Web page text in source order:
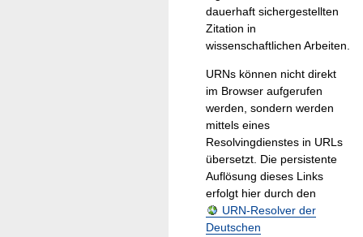
dauerhaft sichergestellten
Zitation in
wissenschaftlichen Arbeiten.
URNs können nicht direkt
im Browser aufgerufen
werden, sondern werden
mittels eines
Resolvingdienstes in URLs
übersetzt. Die persistente
Auflösung dieses Links
erfolgt hier durch den
URN-Resolver der
Deutschen